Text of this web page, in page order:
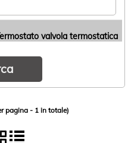
valvola termostatica
pagina - 1 in totale)